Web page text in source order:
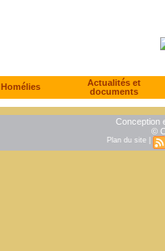
Homélies
Actualités et
documents
Conception
©
Plan du site